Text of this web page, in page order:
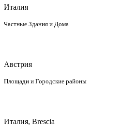
Италия
Частные Здания и Дома
Австрия
Площади и Городские районы
Италия, Brescia